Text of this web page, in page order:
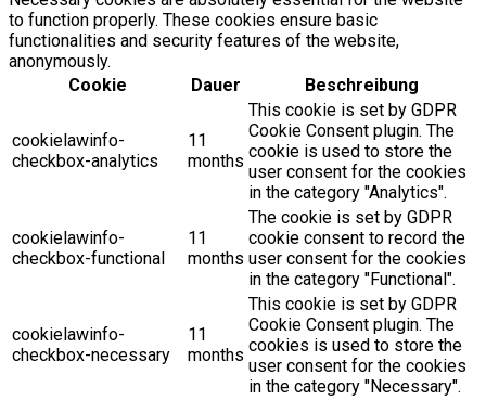
to function properly. These cookies ensure basic
functionalities and security features of the website,
anonymously.
Cookie
Dauer Beschreibung
cookielawinfo-
checkbox-analytics
11
months
This cookie is set by GDPR
Cookie Consent plugin. The
cookie is used to store the
user consent for the cookies
in the category "Analytics".
cookielawinfo-
checkbox-functional
11
months
The cookie is set by GDPR
cookie consent to record the
user consent for the cookies
in the category "Functional".
cookielawinfo-
checkbox-necessary
11
months
This cookie is set by GDPR
Cookie Consent plugin. The
cookies is used to store the
user consent for the cookies
in the category "Necessary".